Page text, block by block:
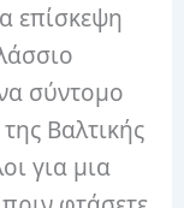
επίσκεψη
σύντομο
Βαλτικής
για μια